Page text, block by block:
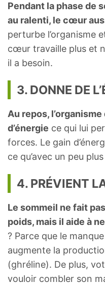
Pendant la phase de
au ralenti, le cœur
perturbe l’organisme
cœur travaille plus et
il a besoin.
3. DONNE DE
Au repos,
d’énergie ce qui lui
forces. Le gain
ce qu’avec un peu
4. PRÉVIENT
Le sommeil ne fait
poids, mais il aide à
? Parce que le
augmente la
(ghréline). De plus,
vouloir combler son